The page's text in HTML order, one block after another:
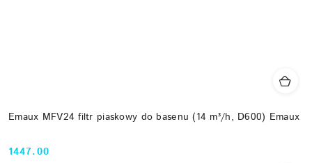
Emaux MFV24 filtr piaskowy do basenu (14 m³/h, D600) Emaux
Cena:
1447.00